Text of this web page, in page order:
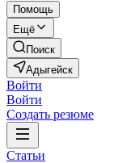
Помощь
Ещё
Поиск
Адыгейск
Войти
Войти
Создать резюме
Статьи